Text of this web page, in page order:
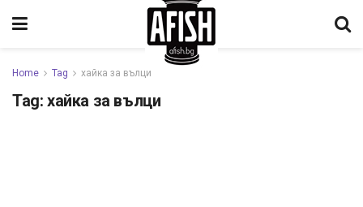
Home Tag хайка за вълци
Tag: хайка за вълци